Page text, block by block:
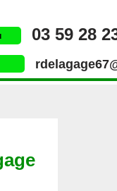
03 59 28